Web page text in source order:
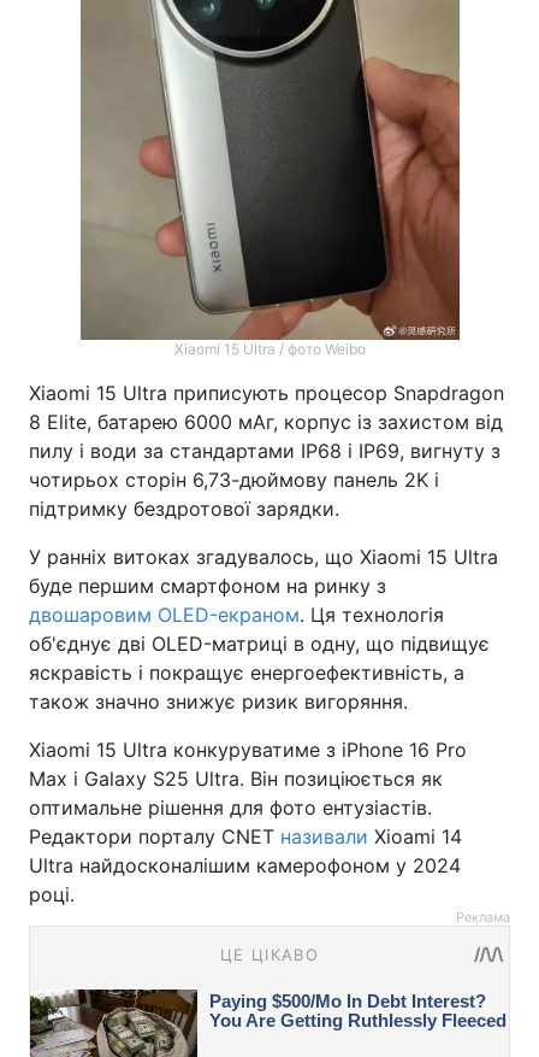
Xiaomi 15 Ultra / фото Weibo
Xiaomi 15 Ultra приписують процесор Snapdragon
8 Elite, батарею 6000 мАг, корпус із захистом від
пилу і води за стандартами IP68 і IP69, вигнуту з
чотирьох сторін 6,73-дюймову панель 2K і
підтримку бездротової зарядки.
У ранніх витоках згадувалось, що Xiaomi 15 Ultra
буде першим смартфоном на ринку з
двошаровим OLED-екраном. Ця технологія
об'єднує дві OLED-матриці в одну, що підвищує
яскравість і покращує енергоефективність, а
також значно знижує ризик вигоряння.
Xiaomi 15 Ultra конкуруватиме з iPhone 16 Pro
Max і Galaxy S25 Ultra. Він позиціюється як
оптимальне рішення для фото ентузіастів.
Редактори порталу CNET називали Xioami 14
Ultra найдосконалішим камерофоном у 2024
році.
Реклама